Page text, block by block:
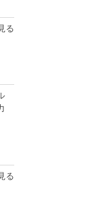
る
る